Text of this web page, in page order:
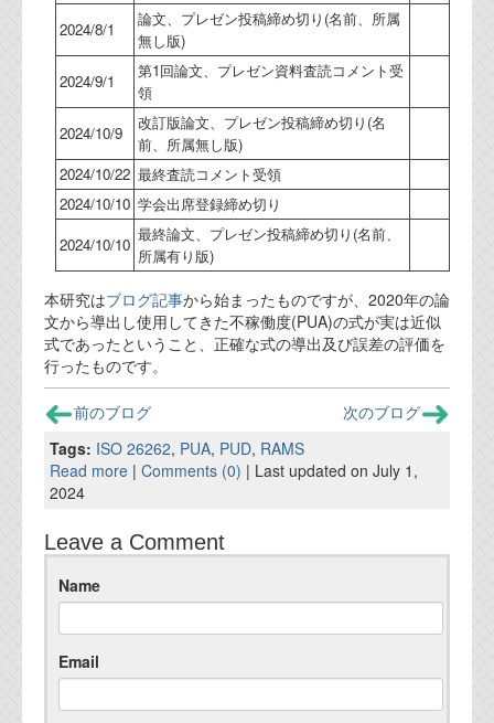
お問い合わせフォーム
2024/8/1
論文、プレゼン投稿締め切り(名前、所属
無し版)
2024/9/1
第1回論文、プレゼン資料査読コメント受
領
2024/10/9
改訂版論文、プレゼン投稿締め切り(名
前、所属無し版)
2024/10/22 最終査読コメント受領
2024/10/10 学会出席登録締め切り
2024/10/10
最終論文、プレゼン投稿締め切り(名前、
所属有り版)
本研究はブログ記事から始まったものですが、2020年の論
文から導出し使用してきた不稼働度(PUA)の式が実は近似
式であったということ、正確な式の導出及び誤差の評価を
行ったものです。
前のブログ
次のブログ
Tags: ISO 26262, PUA, PUD, RAMS
Read more | Comments (0) | Last updated on July 1,
2024
Leave a Comment
Name
Email